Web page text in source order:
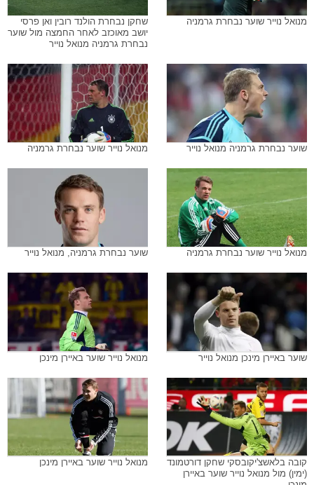
מנואל נוייר שוער נבחרת גרמניה
שחקן נבחרת הולנד רובין ואן פרסי
יושב מאוכזב לאחר החמצה מול שוער
נבחרת גרמניה מנואל נוייר
שוער נבחרת גרמניה מנואל נוייר מנואל נוייר שוער נבחרת גרמניה
מנואל נוייר שוער נבחרת גרמניה שוער נבחרת גרמניה, מנואל נוייר
שוער באיירן מינכן מנואל נוייר מנואל נוייר שוער באיירן מינכן
קובה בלאשצ'יקובסקי שחקן דורטמונד
(ימין) מול מנואל נוייר שוער באיירן
מנואל נוייר שוער באיירן מינכן